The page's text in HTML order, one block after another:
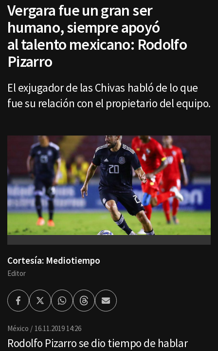
Vergara fue un gran ser
humano, siempre apoyó
al talento mexicano: Rodolfo
Pizarro
El exjugador de las Chivas habló de lo que
fue su relación con el propietario del equipo.
Cortesía: Mediotiempo
Editor
FacebookTwitterWhatsappThreadsEnviar
por
México 16.11.2019 14:26
Rodolfo Pizarro se dio tiempo de hablar